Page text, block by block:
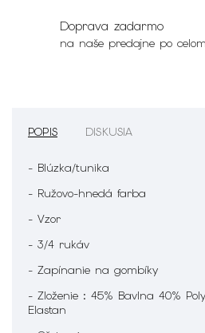
Doprava zadarmo
na naše predajne po
POPIS DISKUSIA
- Blúzka/tunika
- Ružovo-hnedá farba
- Vzor
- 3/4 rukáv
- Zapínanie na gombíky
- Zloženie : 45% Bavlna 40%
Elastan